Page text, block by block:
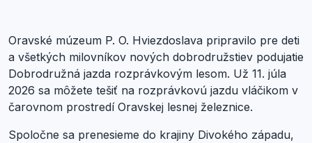
Oravské múzeum P. O. Hviezdoslava pripravilo pre deti
a všetkých milovníkov nových dobrodružstiev podujatie
Dobrodružná jazda rozprávkovým lesom. Už 11. júla
2026 sa môžete tešiť na rozprávkovú jazdu vláčikom v
čarovnom prostredí Oravskej lesnej železnice.
Spoločne sa prenesieme do krajiny Divokého západu,